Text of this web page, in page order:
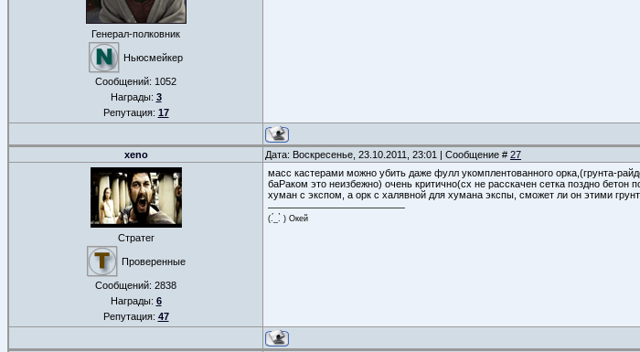
Генерал-полковник
Ньюсмейкер
Сообщений: 1052
Награды: 3
Репутация: 17
xeno Дата: Воскресенье, 23.10.2011, 23:01 | Сообщение # 27
Стратег
Проверенные
Сообщений: 2838
Награды: 6
Репутация: 47
масс кастерами можно убить даже фулл укомплентованного орка,(грунта-
баРаком это неизбежно) очень критично(сх не расскачен сетка поздно бетон
хуман с экспом, а орк с халявной для хумана экспы, сможет ли он этими
(.́_.̀ ) Окей